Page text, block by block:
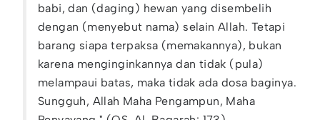
babi, dan (daging) hewan yang disembelih
dengan (menyebut nama) selain Allah. Tetapi
barang siapa terpaksa (memakannya), bukan
karena menginginkannya dan tidak (pula)
melampaui batas, maka tidak ada dosa baginya.
Sungguh, Allah Maha Pengampun, Maha